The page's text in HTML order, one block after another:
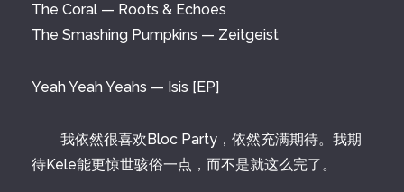
The Coral — Roots & Echoes
The Smashing Pumpkins — Zeitgeist
Yeah Yeah Yeahs — Isis [EP]
我依然很喜欢Bloc Party，依然充满期待。我期
待Kele能更惊世骇俗一点，而不是就这么完了。